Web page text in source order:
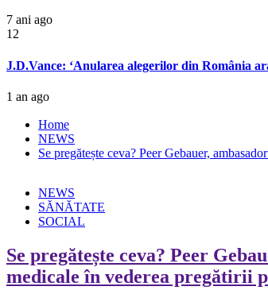
7 ani ago
12
J.D.Vance: ‘Anularea alegerilor din România
1 an ago
Home
NEWS
Se pregătește ceva? Peer Gebauer,
NEWS
SĂNĂTATE
SOCIAL
Se pregătește ceva? Peer
medicale în vederea pregătirii